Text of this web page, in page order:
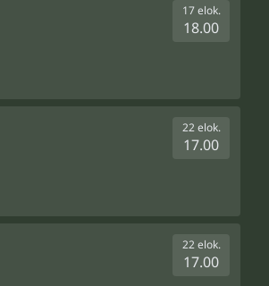
17 elok.
18.00
22 elok.
17.00
22 elok.
17.00